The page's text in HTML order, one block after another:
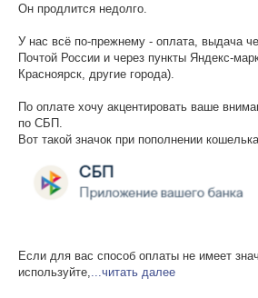
ПОМОЩЬ
ОТЗЫВЫ
Он продлится недолго.
У нас всё по-прежнему - оплата, выдача
Почтой России и через пункты Яндекс-
Красноярск, другие города).
По оплате хочу акцентировать ваше
по СБП.
Вот такой значок при пополнении
Если для вас способ оплаты не имеет
используйте,
...читать далее